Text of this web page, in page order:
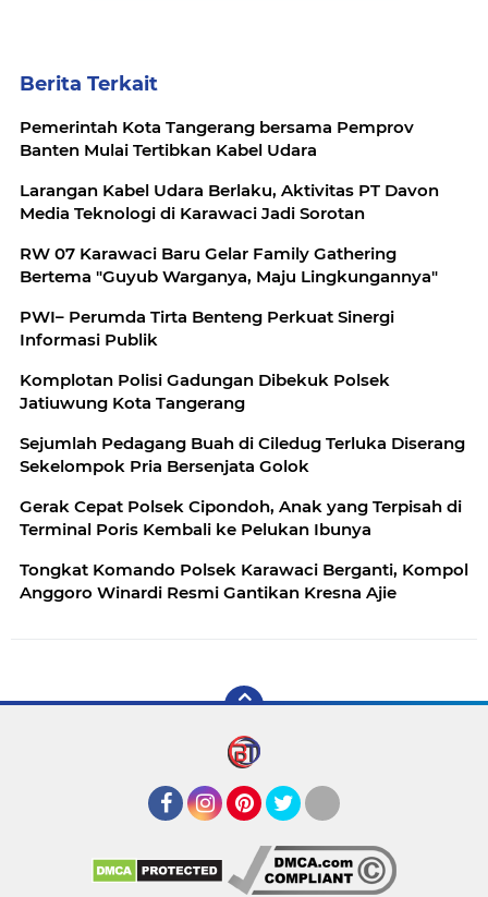
Berita Terkait
Pemerintah Kota Tangerang bersama Pemprov
Banten Mulai Tertibkan Kabel Udara
Larangan Kabel Udara Berlaku, Aktivitas PT Davon
Media Teknologi di Karawaci Jadi Sorotan
RW 07 Karawaci Baru Gelar Family Gathering
Bertema "Guyub Warganya, Maju Lingkungannya"
PWI– Perumda Tirta Benteng Perkuat Sinergi
Informasi Publik
Komplotan Polisi Gadungan Dibekuk Polsek
Jatiuwung Kota Tangerang
Sejumlah Pedagang Buah di Ciledug Terluka Diserang
Sekelompok Pria Bersenjata Golok
Gerak Cepat Polsek Cipondoh, Anak yang Terpisah di
Terminal Poris Kembali ke Pelukan Ibunya
Tongkat Komando Polsek Karawaci Berganti, Kompol
Anggoro Winardi Resmi Gantikan Kresna Ajie